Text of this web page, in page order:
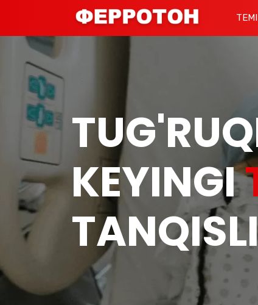
KEYINGI